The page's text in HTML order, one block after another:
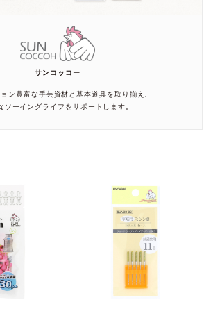
サンコッコー
ン豊富な手芸資材と基本道具を取り揃え、
ソーイングライフをサポートします。